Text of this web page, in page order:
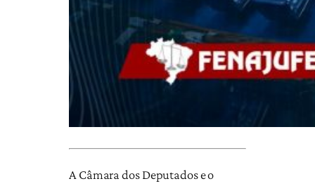
A Câmara dos Deputados e o